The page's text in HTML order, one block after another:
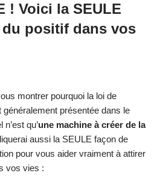
! Voici la SEULE
du positif dans vos
montrer pourquoi la loi de
généralement présentée dans le
qu’une machine à créer de la
aussi la SEULE façon de
pour vous aider vraiment à attirer
vos vies :